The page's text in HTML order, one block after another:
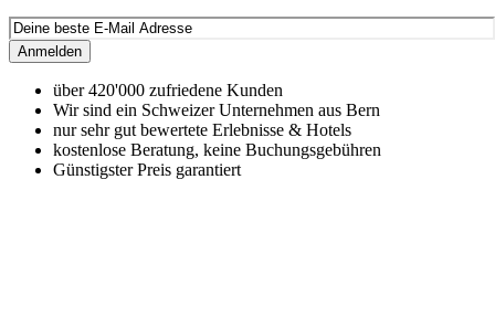
Anmelden
über 420'000 zufriedene Kunden
Wir sind ein Schweizer Unternehmen aus Bern
nur sehr gut bewertete Erlebnisse & Hotels
kostenlose Beratung, keine Buchungsgebühren
Günstigster Preis garantiert